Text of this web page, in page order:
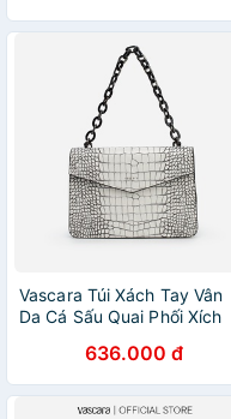
Vascara Túi Xách Tay Vân
Da Cá Sấu Quai Phối Xích
636.000 đ